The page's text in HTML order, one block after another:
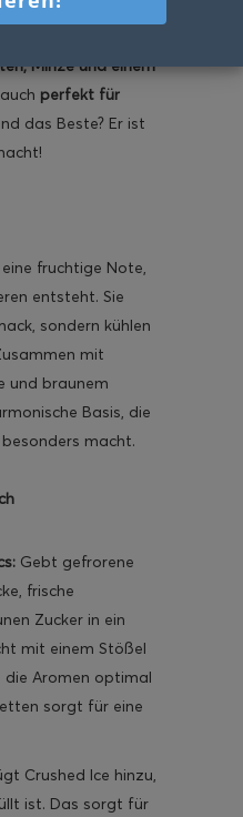
Mojito
Minze und einem
perfekt für
das Beste? Er ist
fruchtige Note,
entsteht. Sie
sondern kühlen
mit
und braunem
Basis, die
macht.
Gebt gefrorene
frische
Zucker in ein
mit einem Stößel
die Aromen optimal
sorgt für eine
Crushed Ice hinzu,
ist. Das sorgt für